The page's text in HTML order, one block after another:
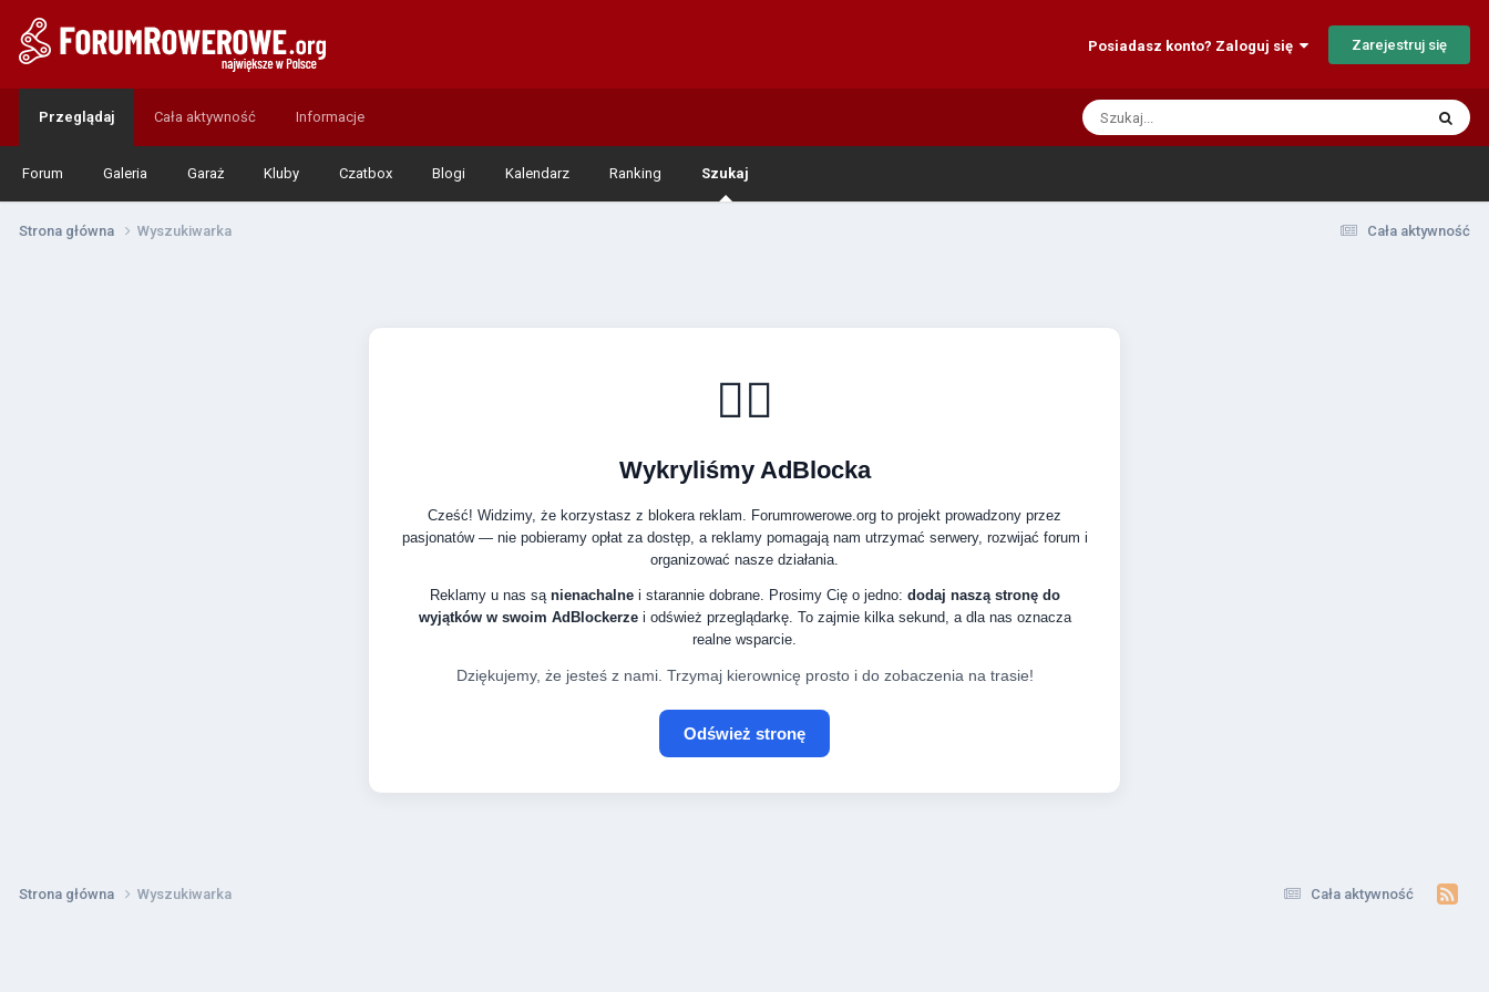
Posiadasz konto? Zaloguj się Zarejestruj się
Przeglądaj
Forum Galeria Garaż Kluby Czatbox Blogi Kalendarz Ranking Szukaj
Cała aktywność Informacje
Cała aktywność
Strona główna Wyszukiwarka
🚴‍♂️
Wykryliśmy AdBlocka
Cześć! Widzimy, że korzystasz z blokera reklam. Forumrowerowe.org to projekt prowadzony przez
pasjonatów — nie pobieramy opłat za dostęp, a reklamy pomagają nam utrzymać serwery, rozwijać forum i
organizować nasze działania.
Reklamy u nas są nienachalnei starannie dobrane. Prosimy Cię o jedno: dodaj naszą stronę do
wyjątków w swoim AdBlockerzei odśwież przeglądarkę. To zajmie kilka sekund, a dla nas oznacza
realne wsparcie.
Dziękujemy, że jesteś z nami. Trzymaj kierownicę prosto i do zobaczenia na trasie!
Odśwież stronę
Cała aktywność
Strona główna Wyszukiwarka